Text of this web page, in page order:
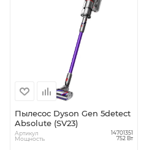
Пылесос Dyson Gen 5detect
Absolute (SV23)
Артикул 14701351
Мощность 752 Вт